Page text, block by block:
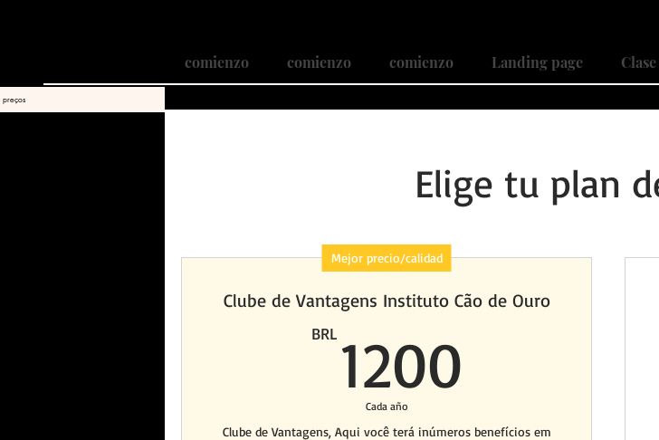
comienzo comienzo comienzo Landing page
Elige tu plan
Mejor precio/calidad
Clube de Vantagens Instituto Cão de Ouro
BRL 1200
Cada año
Clube de Vantagens, Aqui você terá inúmeros benefícios em
preços